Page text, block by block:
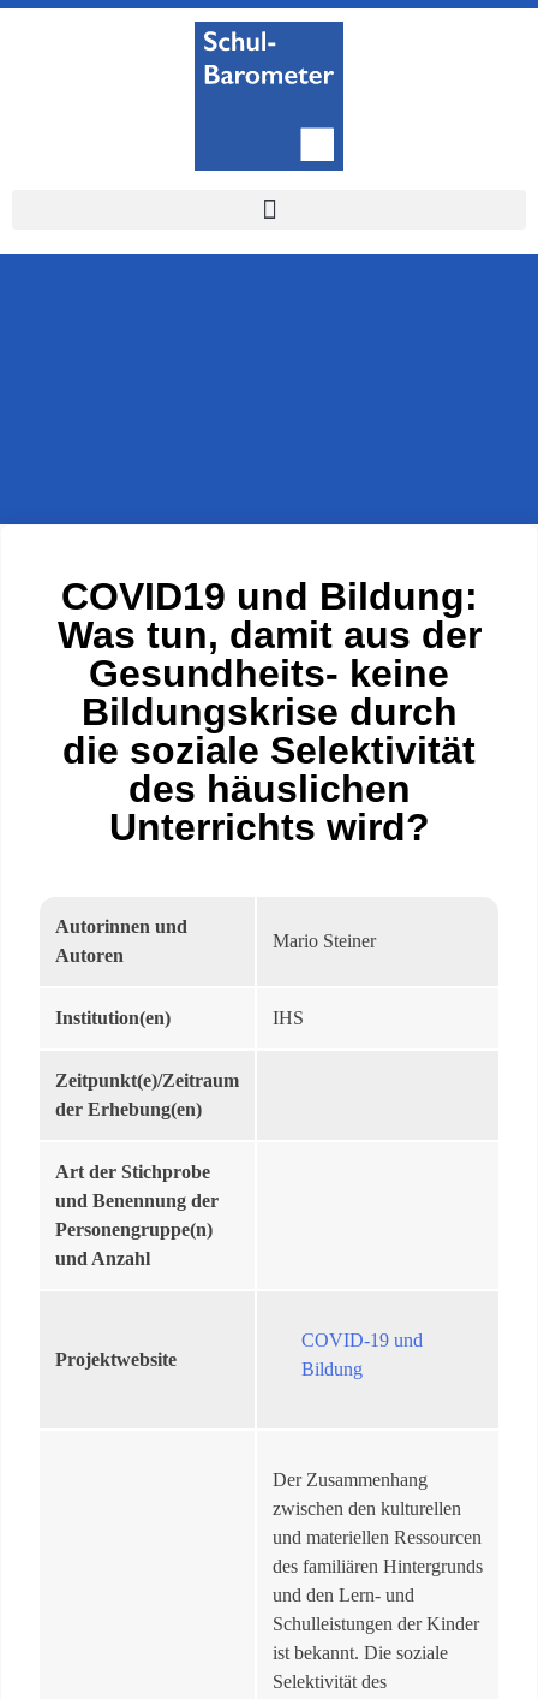
COVID19 und Bildung:
Was tun, damit aus der
Gesundheits- keine
Bildungskrise durch
die soziale Selektivität
des häuslichen
Unterrichts wird?
Autorinnen und
Autoren
Mario Steiner
Institution(en) IHS
Zeitpunkt(e)/Zeitraum
der Erhebung(en)
Art der Stichprobe
und Benennung der
Personengruppe(n)
und Anzahl
Projektwebsite
COVID-19 und
Bildung
Der Zusammenhang
zwischen den kulturellen
und materiellen Ressourcen
des familiären Hintergrunds
und den Lern- und
Schulleistungen der Kinder
ist bekannt. Die soziale
Selektivität des